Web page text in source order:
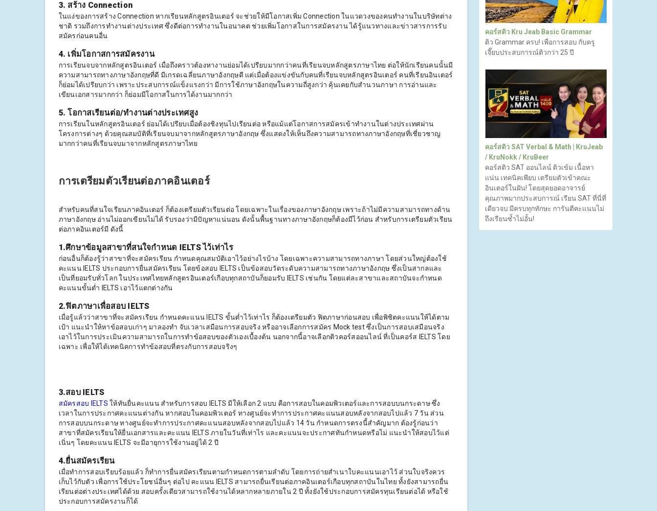
3. สร้าง Connection
ในแง่ของการสร้าง Connection หากเรียนหลักสูตรอินเตอร์ จะช่วยให้มีโอกาสเพิ่ม Connection ในแวดวงของคนทำงานในบริษัทต่าง
ชาติ รวมถึงการทำงานต่างประเทศ ซึ่งดีต่อการทำงานในอนาคต ช่วยเพิ่มโอกาสในการสมัครงาน ได้รู้แนวทางและข่าวสารการรับ
สมัครก่อนคนอื่น
4. เพิ่มโอกาสการสมัครงาน
การเรียนจบจากหลักสูตรอินเตอร์ เมื่อถึงคราวต้องหางานย่อมได้เปรียบมากกว่าคนที่เรียนจบหลักสูตรภาษาไทย ต่อให้นักเรียนคนนั้นมี
ความสามารถทางภาษาอังกฤษที่ดี มีเกรดเฉลี่ยนภาษาอังกฤษดี แต่เมื่อต้องแข่งขันกับคนที่เรียนจบหลักสูตรอินเตอร์ คนที่เรียนอินเตอร์
ก็ย่อมได้เปรียบกว่า เพราะประสบการณ์แข็งแรงกว่า มีการใช้ภาษาอังกฤษในความถี่สูงกว่า คุ้นเคยกับสำนวนภาษา การอ่านและ
เขียนเอกสารมากกว่า ก็ย่อมมีโอกาสในการได้งานมากกว่า
5. โอกาสเรียนต่อ/ทำงานต่างประเทศสูง
การเรียนในหลักสูตรอินเตอร์ ย่อมได้เปรียบเมื่อต้องชิงทุนไปเรียนต่อ หรือแม้แต่โอกาสการสมัครเข้าทำงานในต่างประเทศผ่าน
โครงการต่างๆ ด้วยคุณสมบัติที่เรียนจบมาจากหลักสูตรภาษาอังกฤษ ซึ่งแสดงให้เห็นถึงความสามารถทางภาษาอังกฤษที่เชี่ยวชาญ
มากกว่าคนที่เรียนจบมาจากหลักสูตรภาษาไทย
การเตรียมตัวเรียนต่อภาคอินเตอร์
สำหรับคนที่สนใจเรียนภาคอินเตอร์ ก็ต้องเตรียมตัวเรียนต่อ โดยเฉพาะในเรื่องของภาษาอังกฤษ เพราะถ้าไม่มีความสามารถทางด้าน
ภาษาอังกฤษ อ่านไม่ออกเขียนไม่ได้ รับรองว่ามีปัญหาแน่นอน ดังนั้นพื้นฐานทางภาษาอังกฤษก็ต้องมีไว้ก่อน สำหรับการเตรียมตัวเรียน
ต่อภาคอินเตอร์มี ดังนี้
1.ศึกษาข้อมูลสาขาที่สนใจกำหนด IELTS ไว้เท่าไร
ก่อนอื่นก็ต้องรู้ว่าสาขาที่จะสมัครเรียน กำหนดคุณสมบัติเอาไว้อย่างไรบ้าง โดยเฉพาะความสามารถทางภาษา โดยส่วนใหญ่ต้องใช้
คะแนน IELTS ประกอบการยื่นสมัครเรียน โดยข้อสอบ IELTS เป็นข้อสอบวัดระดับความสามารถทางภาษาอังกฤษ ซึ่งเป็นสากลและ
เป็นที่ยอมรับทั่วโลก ในประเทศไทยหลักสูตรอินเตอร์เกือบทุกสถาบันก็ยอมรับ IELTS เช่นกัน โดยแต่ละสาขาและสถาบันจะกำหนด
คะแนนขั้นต่ำ IELTS เอาไว้แตกต่างกัน
2.ฟิตภาษาเพื่อสอบ IELTS
เมื่อรู้แล้วว่าสาขาที่จะสมัครเรียน กำหนดคะแนน IELTS ขั้นต่ำไว้เท่าไร ก็ต้องเตรียมตัว ฟิตภาษาก่อนสอบ เพื่อพิชิตคะแนนให้ได้ตาม
เป้า แนะนำให้หาข้อสอบเก่าๆ มาลองทำ จับเวลาเสมือนการสอบจริง หรืออาจเลือกการสมัคร Mock test ซึ่งเป็นการสอบเสมือนจริง
เอาไว้ในการประเมินความสามารถในการทำข้อสอบของตัวเองเบื้องต้น นอกจากนี้อาจเลือกติวคอร์สออนไลน์ ที่เป็นคอร์ส IELTS โดย
เฉพาะ เพื่อให้ได้เทคนิคการทำข้อสอบที่ตรงกับการสอบจริงๆ
3.สอบ IELTS
สมัครสอบ IELTS ให้ทันยื่นคะแนน สำหรับการสอบ IELTS มีให้เลือก 2 แบบ คือการสอบในคอมพิวเตอร์และการสอบบนกระดาษ ซึ่ง
เวลาในการประกาศคะแนนต่างกัน หากสอบในคอมพิวเตอร์ ทางศูนย์จะทำการประกาศคะแนนสอบหลังจากสอบไปแล้ว 7 วัน ส่วน
การสอบบนกระดาษ ทางศูนย์จะทำการประกาศคะแนนสอบหลังจากสอบไปแล้ว 14 วัน กำหนดการตรงนี้สำคัญมาก ต้องรู้ก่อนว่า
สาขาที่สมัครเรียนให้ยื่นเอกสารและคะแนน IELTS ภายในวันที่เท่าไร และคะแนนจะประกาศทันกำหนดหรือไม่ แนะนำให้สอบไว้แต่
เนิ่นๆ โดยคะแนน IELTS จะมีอายุการใช้งานอยู่ได้ 2 ปี
4.ยื่นสมัครเรียน
เมื่อทำการสอบเรียบร้อยแล้ว ก็ทำการยื่นสมัครเรียนตามกำหนดการตามลำดับ โดยการถ่ายสำเนาใบคะแนนเอาไว้ ส่วนใบจริงควร
เก็บไว้กับตัว เพื่อการใช้ประโยชน์อื่นๆ ต่อไป คะแนน IELTS สามารถยื่นเรียนต่อภาคอินเตอร์เกือบทุกสถาบันในไทย ทั้งยังสามารถยื่น
เรียนต่อต่างประเทศได้ด้วย สอบครั้งเดียวสามารถใช้งานได้หลากหลายภายใน 2 ปี ทั้งยังใช้ประกอบการสมัครทุนเรียนต่อได้ หรือใช้
ประกอบการสมัครงานก็ได้
คอร์สติว Kru Jeab Basic Grammar
ติว Grammar ครบ! เพื่อการสอบ กับครู
เจี๊ยบประสบการณ์ติวกว่า 25 ปี
คอร์สติว SAT Verbal & Math | KruJeab
/ KruNokk / KruBeer
คอร์สติว SAT ออนไลน์ ติวเข้ม เนื้อหา
แน่น เทคนิคเพียบ เตรียมตัวเข้าคณะ
อินเตอร์ในฝัน! โดยสุดยอดอาจารย์
คุณภาพมากประสบการณ์ เรียน SAT ที่นี่ที่
เดียวจบ มีครบทุกทักษะ การันตีคะแนนไม่
ถึงเรียนซ้ำไม่อั้น!